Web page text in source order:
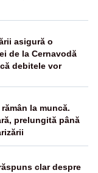
asigură o
de la Cernavodă
debitele vor
la muncă.
prelungită până
clar despre